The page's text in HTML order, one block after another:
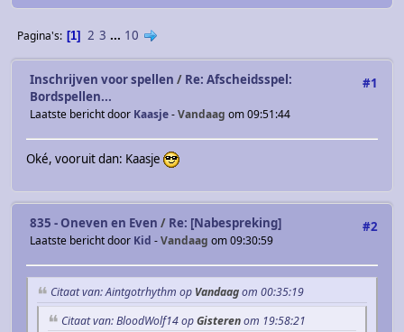
Pagina's 1 2 3 ... 10
#1
Inschrijven voor spellen / Re: Afscheidsspel:
Bordspellen...
Laatste bericht door Kaasje-Vandaag om 09:51:44
Oké, vooruit dan: Kaasje
#2
835 - Oneven en Even / Re: [Nabespreking]
Laatste bericht door Kid -Vandaag om 09:30:59
Citaat van: Aintgotrhythm op Vandaagom 00:35:19
Citaat van: BloodWolf14 opGisterenom 19:58:21